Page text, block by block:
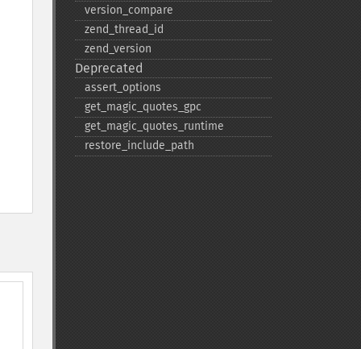
version_​compare
zend_​thread_​id
zend_​version
Deprecated
assert_​options
get_​magic_​quotes_​gpc
get_​magic_​quotes_​runtime
restore_​include_​path